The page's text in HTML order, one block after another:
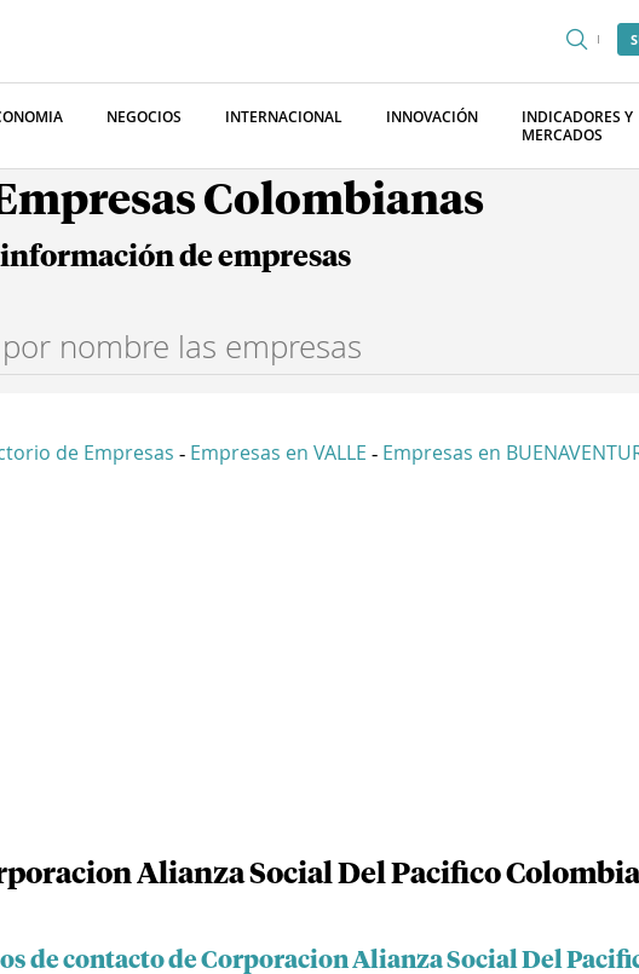
NEGOCIOS INTERNACIONAL INNOVACIÓN
INDICADORES Y
MERCADOS
Colombianas
de empresas
de Empresas - Empresas en VALLE - Empresas en
Alianza Social Del Pacifico
de contacto de Corporacion Alianza Social Del